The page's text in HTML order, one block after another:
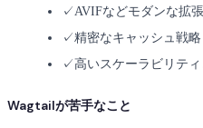
✓ AVIFなどモダンな拡
✓精密なキャッシュ戦略
✓ 高いスケーラビリテ
Wagtailが苦手なこと